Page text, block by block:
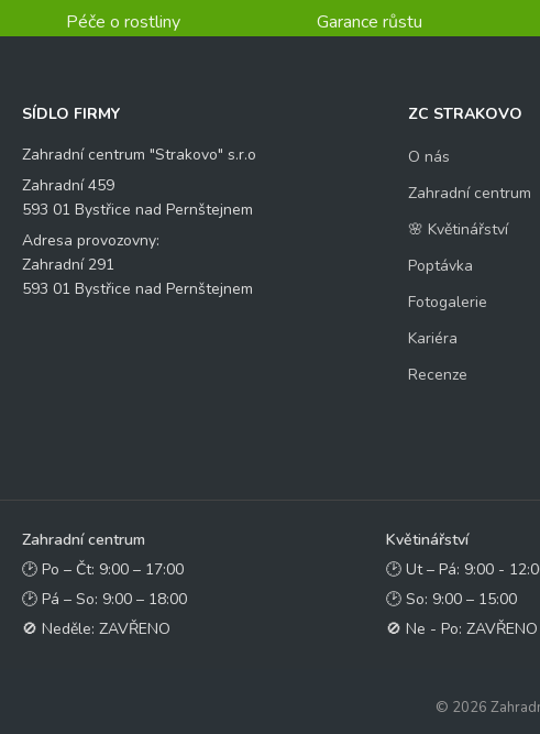
Péče o rostliny Garance růstu
SÍDLO FIRMY
Zahradní centrum "Strakovo" s.r.o
Zahradní 459
593 01 Bystřice nad Pernštejnem
Adresa provozovny:
Zahradní 291
593 01 Bystřice nad Pernštejnem
ZC STRAKOVO
O nás
Zahradní centrum
🌸 Květinářství
Poptávka
Fotogalerie
Kariéra
Recenze
Zahradní centrum
🕑 Po – Čt: 9:00 – 17:00
🕑 Pá – So: 9:00 – 18:00
🚫 Neděle: ZAVŘENO
Květinářství
🕑 Ut – Pá: 9:00 -
🕑 So: 9:00 – 15:00
🚫 Ne - Po: ZAVŘENO
© 2026